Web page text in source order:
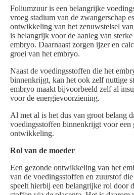
Foliumzuur is een belangrijke
vroeg stadium van de zwangerschap
ontwikkeling van het zenuwstelsel
is belangrijk voor de aanleg van
embryo. Daarnaast zorgen ijzer en
groei van het embryo.
Naast de voedingsstoffen die het
binnenkrijgt, kan het ook zelf nuttige
embryo maakt bijvoorbeeld zelf al
voor de energievoorziening.
Al met al is het dus van groot belang
voedingsstoffen binnenkrijgt voor een
ontwikkeling.
Rol van de moeder
Een gezonde ontwikkeling van het
van de voedingsstoffen en zuurstof
speelt hierbij een belangrijke rol door